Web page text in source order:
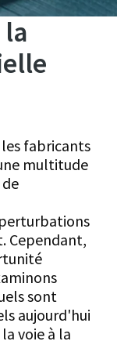
grâce à
!sur
fabricants
multitude
Cependant,
sont
aujourd'hui
voie à la